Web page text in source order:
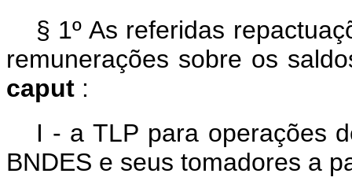
§ 1º As referidas
remunerações sobre os
caput :
I - a TLP para operações
BNDES e seus tomadores a